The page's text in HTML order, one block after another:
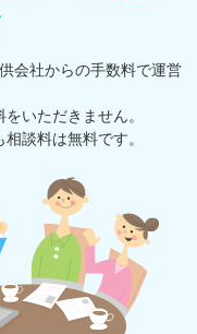
会社からの⼿数料で運営
いただきません。
談料は無料です。